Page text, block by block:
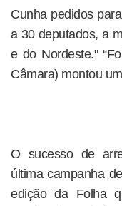
Cunha pedidos
a 30 deputados, a
e do Nordeste."
Câmara) montou
O sucesso de
última campanha
edição da Folha